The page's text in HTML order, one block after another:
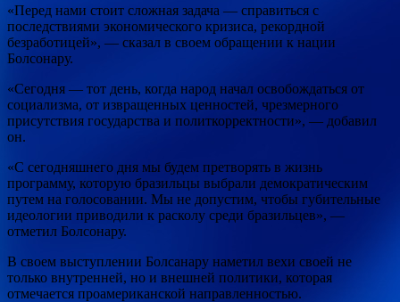
«Перед нами стоит сложная задача — справиться с
последствиями экономического кризиса, рекордной
безработицей», — сказал в своем обращении к нации
Болсонару.
«Сегодня — тот день, когда народ начал освобождаться от
социализма, от извращенных ценностей, чрезмерного
присутствия государства и политкорректности», — добавил
он.
«С сегодняшнего дня мы будем претворять в жизнь
программу, которую бразильцы выбрали демократическим
путем на голосовании. Мы не допустим, чтобы губительные
идеологии приводили к расколу среди бразильцев», —
отметил Болсонару.
В своем выступлении Болсанару наметил вехи своей не
только внутренней, но и внешней политики, которая
отмечается проамериканской направленностью.